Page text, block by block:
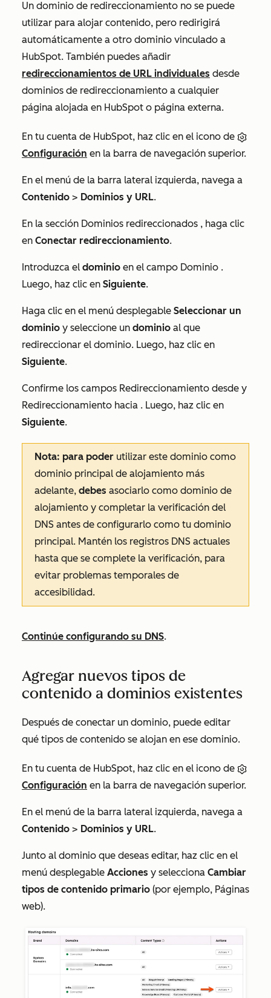
Un dominio de redireccionamiento no se puede
utilizar para alojar contenido, pero redirigirá
automáticamente a otro dominio vinculado a
HubSpot. También puedes añadir
redireccionamientos de URL individuales desde
dominios de redireccionamiento a cualquier
página alojada en HubSpot o página externa.
En tu cuenta de HubSpot, haz clic en el icono de
Configuración en la barra de navegación superior.
En el menú de la barra lateral izquierda, navega a
Contenido > Dominios y URL.
En la sección Dominios redireccionados , haga clic
en Conectar redireccionamiento.
Introduzca el dominio en el campo Dominio .
Luego, haz clic en Siguiente.
Haga clic en el menú desplegable Seleccionar un
dominio y seleccione un dominio al que
redireccionar el dominio. Luego, haz clic en
Siguiente.
Confirme los campos Redireccionamiento desde y
Redireccionamiento hacia . Luego, haz clic en
Siguiente.
Nota: para poder utilizar este dominio como
dominio principal de alojamiento más
adelante, debes asociarlo como dominio de
alojamiento y completar la verificación del
DNS antes de configurarlo como tu dominio
principal. Mantén los registros DNS actuales
hasta que se complete la verificación, para
evitar problemas temporales de
accesibilidad.
Continúe configurando su DNS.
Agregar nuevos tipos de
contenido a dominios existentes
Después de conectar un dominio, puede editar
qué tipos de contenido se alojan en ese dominio.
En tu cuenta de HubSpot, haz clic en el icono de
Configuración en la barra de navegación superior.
En el menú de la barra lateral izquierda, navega a
Contenido > Dominios y URL.
Junto al dominio que deseas editar, haz clic en el
menú desplegable Acciones y selecciona Cambiar
tipos de contenido primario (por ejemplo, Páginas
web).